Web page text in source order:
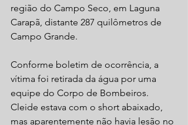
região do Campo Seco, em Laguna
Carapã, distante 287 quilômetros de
Campo Grande.
Conforme boletim de ocorrência, a
vítima foi retirada da água por uma
equipe do Corpo de Bombeiros.
Cleide estava com o short abaixado,
mas aparentemente não havia lesão no